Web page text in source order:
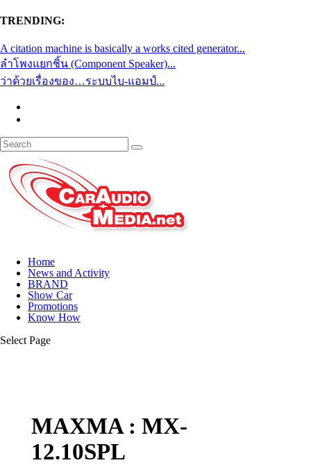
TRENDING:
A citation machine is basically a works cited generator...
ลำโพงแยกชิ้น (Component Speaker)...
ว่าด้วยเรื่องของ…ระบบไบ-แอมป์...
Home
News and Activity
BRAND
Show Car
Promotions
Know How
Select Page
MAXMA : MX-
12.10SPL